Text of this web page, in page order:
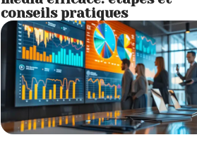
conseils pratiques